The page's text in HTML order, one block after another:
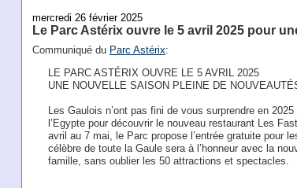
mercredi 26 février 2025
Le Parc Astérix ouvre le 5 avril 2025 pour
Communiqué du Parc Astérix:
LE PARC ASTÉRIX OUVRE LE 5 AVRIL 2025
UNE NOUVELLE SAISON PLEINE DE
Les Gaulois n’ont pas fini de vous surprendre en
l’Egypte pour découvrir le nouveau restaurant Les
avril au 7 mai, le Parc propose l’entrée gratuite pour
célèbre de toute la Gaule sera à l’honneur avec la
famille, sans oublier les 50 attractions et spectacles.